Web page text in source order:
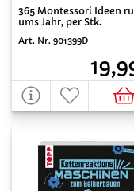
365 Montessori Ideen
ums Jahr, per Stk.
Art. Nr. 901399D